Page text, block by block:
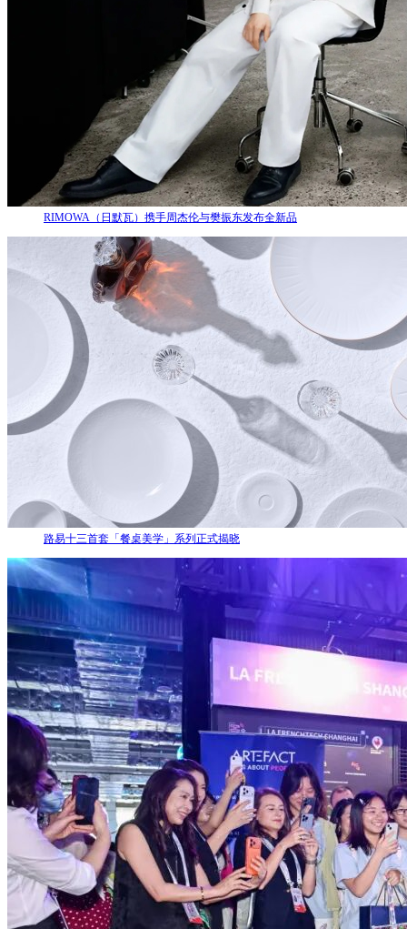
RIMOWA（日默瓦）携手周杰伦与樊振东发布全新品
路易十三首套「餐桌美学」系列正式揭晓